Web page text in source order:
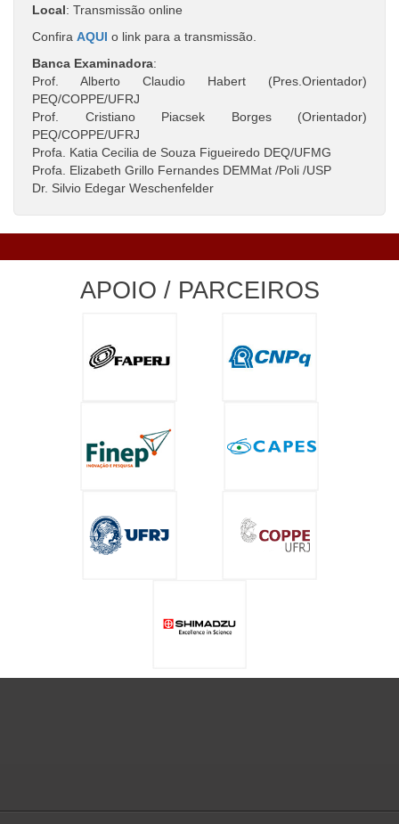
Local: Transmissão online
Confira AQUI o link para a transmissão.
Banca Examinadora:
Prof. Alberto Claudio Habert (Pres.Orientador)
PEQ/COPPE/UFRJ
Prof. Cristiano Piacsek Borges (Orientador)
PEQ/COPPE/UFRJ
Profa. Katia Cecilia de Souza Figueiredo DEQ/UFMG
Profa. Elizabeth Grillo Fernandes DEMMat /Poli /USP
Dr. Silvio Edegar Weschenfelder
APOIO / PARCEIROS